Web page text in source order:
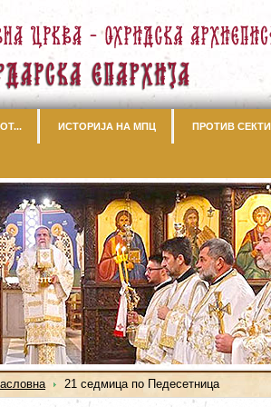
ИСТОРИЈА НА МПЦ ПРОТИВ
21 седмица по Педесетница